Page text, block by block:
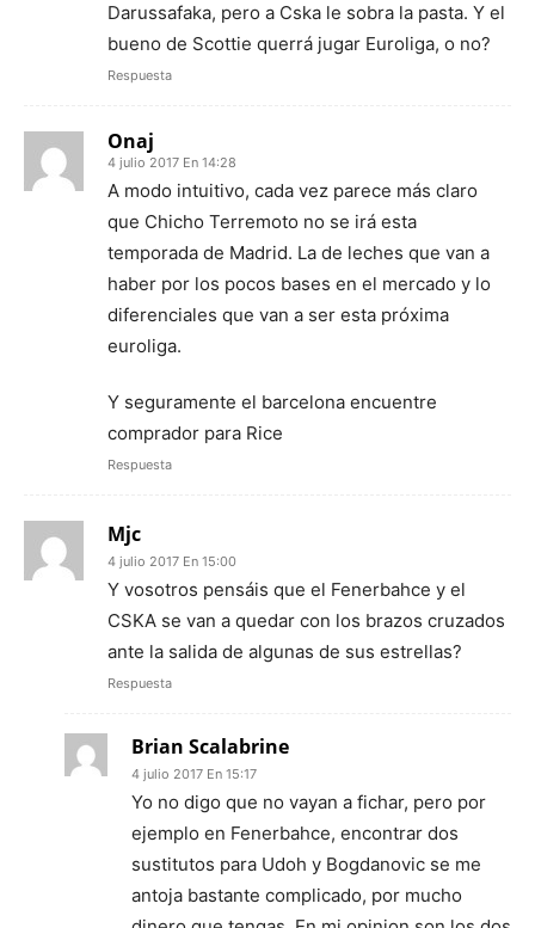
Darussafaka, pero a Cska le sobra la pasta. Y el
bueno de Scottie querrá jugar Euroliga, o no?
Respuesta
Onaj
4 julio 2017 En 14:28
A modo intuitivo, cada vez parece más claro
que Chicho Terremoto no se irá esta
temporada de Madrid. La de leches que van a
haber por los pocos bases en el mercado y lo
diferenciales que van a ser esta próxima
euroliga.
Y seguramente el barcelona encuentre
comprador para Rice
Respuesta
Mjc
4 julio 2017 En 15:00
Y vosotros pensáis que el Fenerbahce y el
CSKA se van a quedar con los brazos cruzados
ante la salida de algunas de sus estrellas?
Respuesta
Brian Scalabrine
4 julio 2017 En 15:17
Yo no digo que no vayan a fichar, pero por
ejemplo en Fenerbahce, encontrar dos
sustitutos para Udoh y Bogdanovic se me
antoja bastante complicado, por mucho